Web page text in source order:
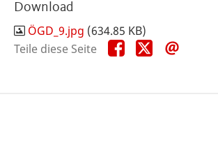
Download
ÖGD_9.jpg (634.85 KB)
Teile diese Seite
Teile
diese
Teile
diese